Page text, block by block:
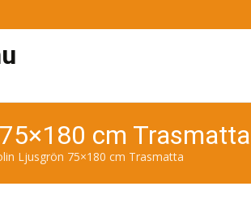
cm Trasmatta
Ljusgrön 75×180 cm Trasmatta